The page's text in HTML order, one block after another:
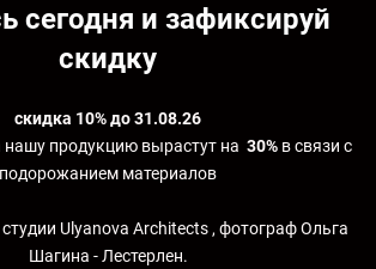
сегодня и зафиксируй
скидку
скидка 10% до 31.08.26
нашу продукцию вырастут на 30%в связи с
подорожанием материалов
Ulyanova Architects , фотограф Ольга
Шагина - Лестерлен.